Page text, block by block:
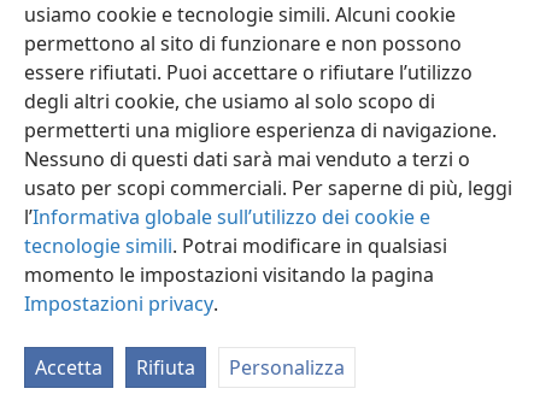
usiamo cookie e tecnologie simili. Alcuni cookie
permettono al sito di funzionare e non possono
essere rifiutati. Puoi accettare o rifiutare l’utilizzo
degli altri cookie, che usiamo al solo scopo di
permetterti una migliore esperienza di navigazione.
Nessuno di questi dati sarà mai venduto a terzi o
usato per scopi commerciali. Per saperne di più, leggi
l’Informativa globale sull’utilizzo dei cookie e
tecnologie simili. Potrai modificare in qualsiasi
momento le impostazioni visitando la pagina
Impostazioni privacy.
Accetta Rifiuta Personalizza
Italiano
Copyright © 2026 Watch Tower Bible and Tract Society of Pennsylvania
JW.ORG
Accedi